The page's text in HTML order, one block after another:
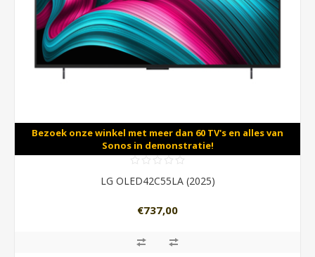
Bezoek onze winkel met meer dan 60 TV's en alles van
Sonos in demonstratie!
LG OLED42C55LA (2025)
€737,00